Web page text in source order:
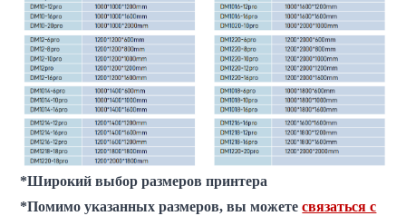
*Широкий выбор размеров принтера
*Помимо указанных размеров, вы можетесвязаться с